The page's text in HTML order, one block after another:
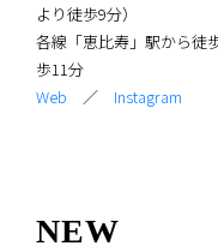
より徒歩9分）
各線「恵比寿」駅から徒
歩11分
Web ／ Instagram
NEW